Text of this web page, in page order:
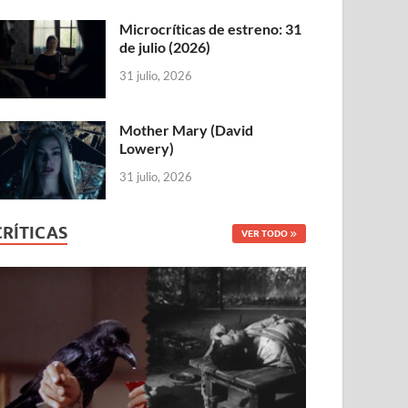
Microcríticas de estreno: 31
de julio (2026)
31 julio, 2026
Mother Mary (David
Lowery)
31 julio, 2026
VER TODO